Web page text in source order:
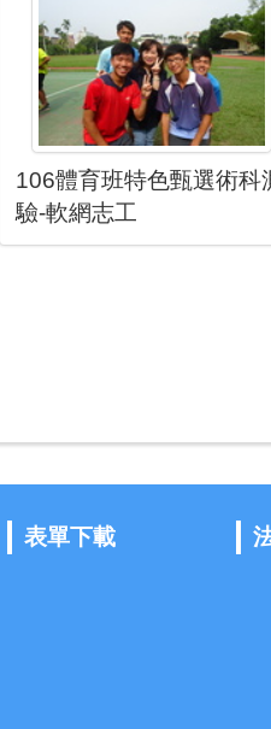
106體育班特色甄選術科
驗-軟網志工
表單下載